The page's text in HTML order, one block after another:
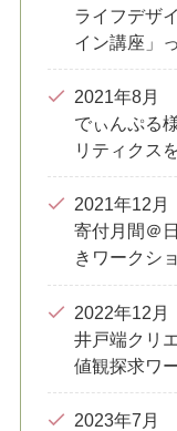
ライフデザ
イン講座」
2021年8月
でぃんぷる
リティクス
2021年12月
寄付月間＠
きワークシ
2022年12月
井戸端クリ
値観探求ワ
2023年7月